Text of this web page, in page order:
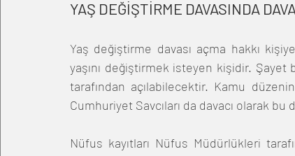
YAŞ DEĞİŞTİRME DAVASINDA
Yaş değiştirme davası açma hakkı
yaşını değiştirmek isteyen kişidir.
tarafından açılabilecektir. Kamu
Cumhuriyet Savcıları da davacı olarak bu
Nüfus kayıtları Nüfus Müdürlükleri